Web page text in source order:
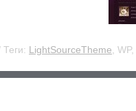
Теги: LightSourceTheme , WP,